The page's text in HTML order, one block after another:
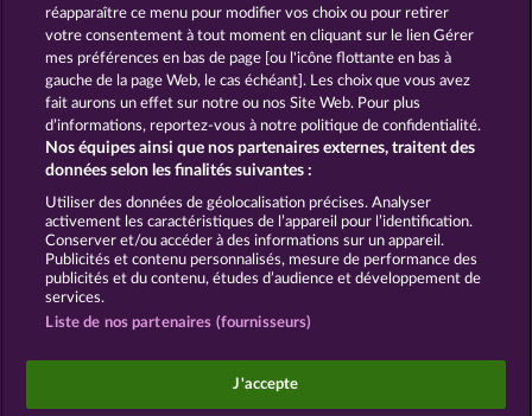
40 Thieves Zipper
Mentions légales Société FAQ
Envoyer la demande de rétractation
réapparaître ce menu pour modifier vos choix ou pour retirer
votre consentement à tout moment en cliquant sur le lien Gérer
mes préférences en bas de page [ou l'icône flottante en bas à
gauche de la page Web, le cas échéant]. Les choix que vous avez
fait aurons un effet sur notre ou nos Site Web. Pour plus
d’informations, reportez-vous à notre politique de confidentialité.
Nos équipes ainsi que nos partenaires externes, traitent des
données selon les finalités suivantes :
Utiliser des données de géolocalisation précises. Analyser
activement les caractéristiques de l’appareil pour l’identification.
Conserver et/ou accéder à des informations sur un appareil.
Publicités et contenu personnalisés, mesure de performance des
publicités et du contenu, études d’audience et développement de
services.
Liste de nos partenaires (fournisseurs)
J'accepte